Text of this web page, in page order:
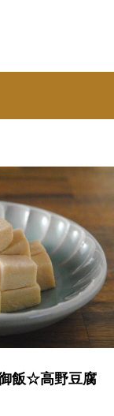
飯☆高野豆腐